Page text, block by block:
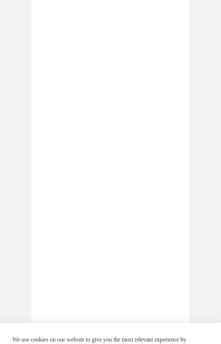
We use cookies on our website to give you the most relevant experience by